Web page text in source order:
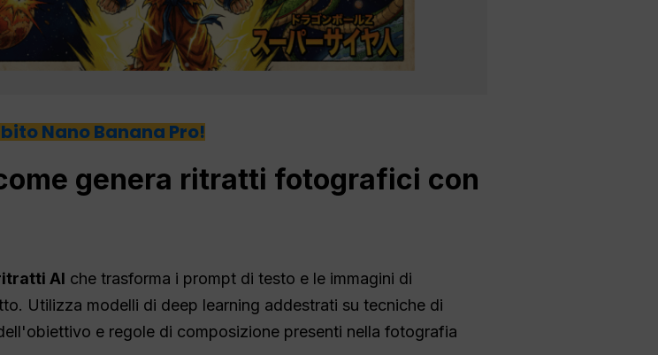
Nano Banana Pro!
genera ritratti fotografici con
AI che trasforma i prompt di testo e le immagini di
Utilizza modelli di deep learning addestrati su tecniche di
e regole di composizione presenti nella fotografia